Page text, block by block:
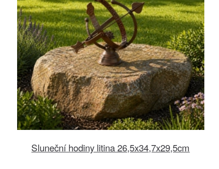
Sluneční hodiny litina 26,5x34,7x29,5cm